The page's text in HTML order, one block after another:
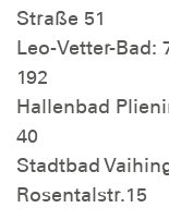
Straße 51
Leo-Vetter-Bad:
192
Hallenbad
40
Stadtbad
Rosentalstr.15